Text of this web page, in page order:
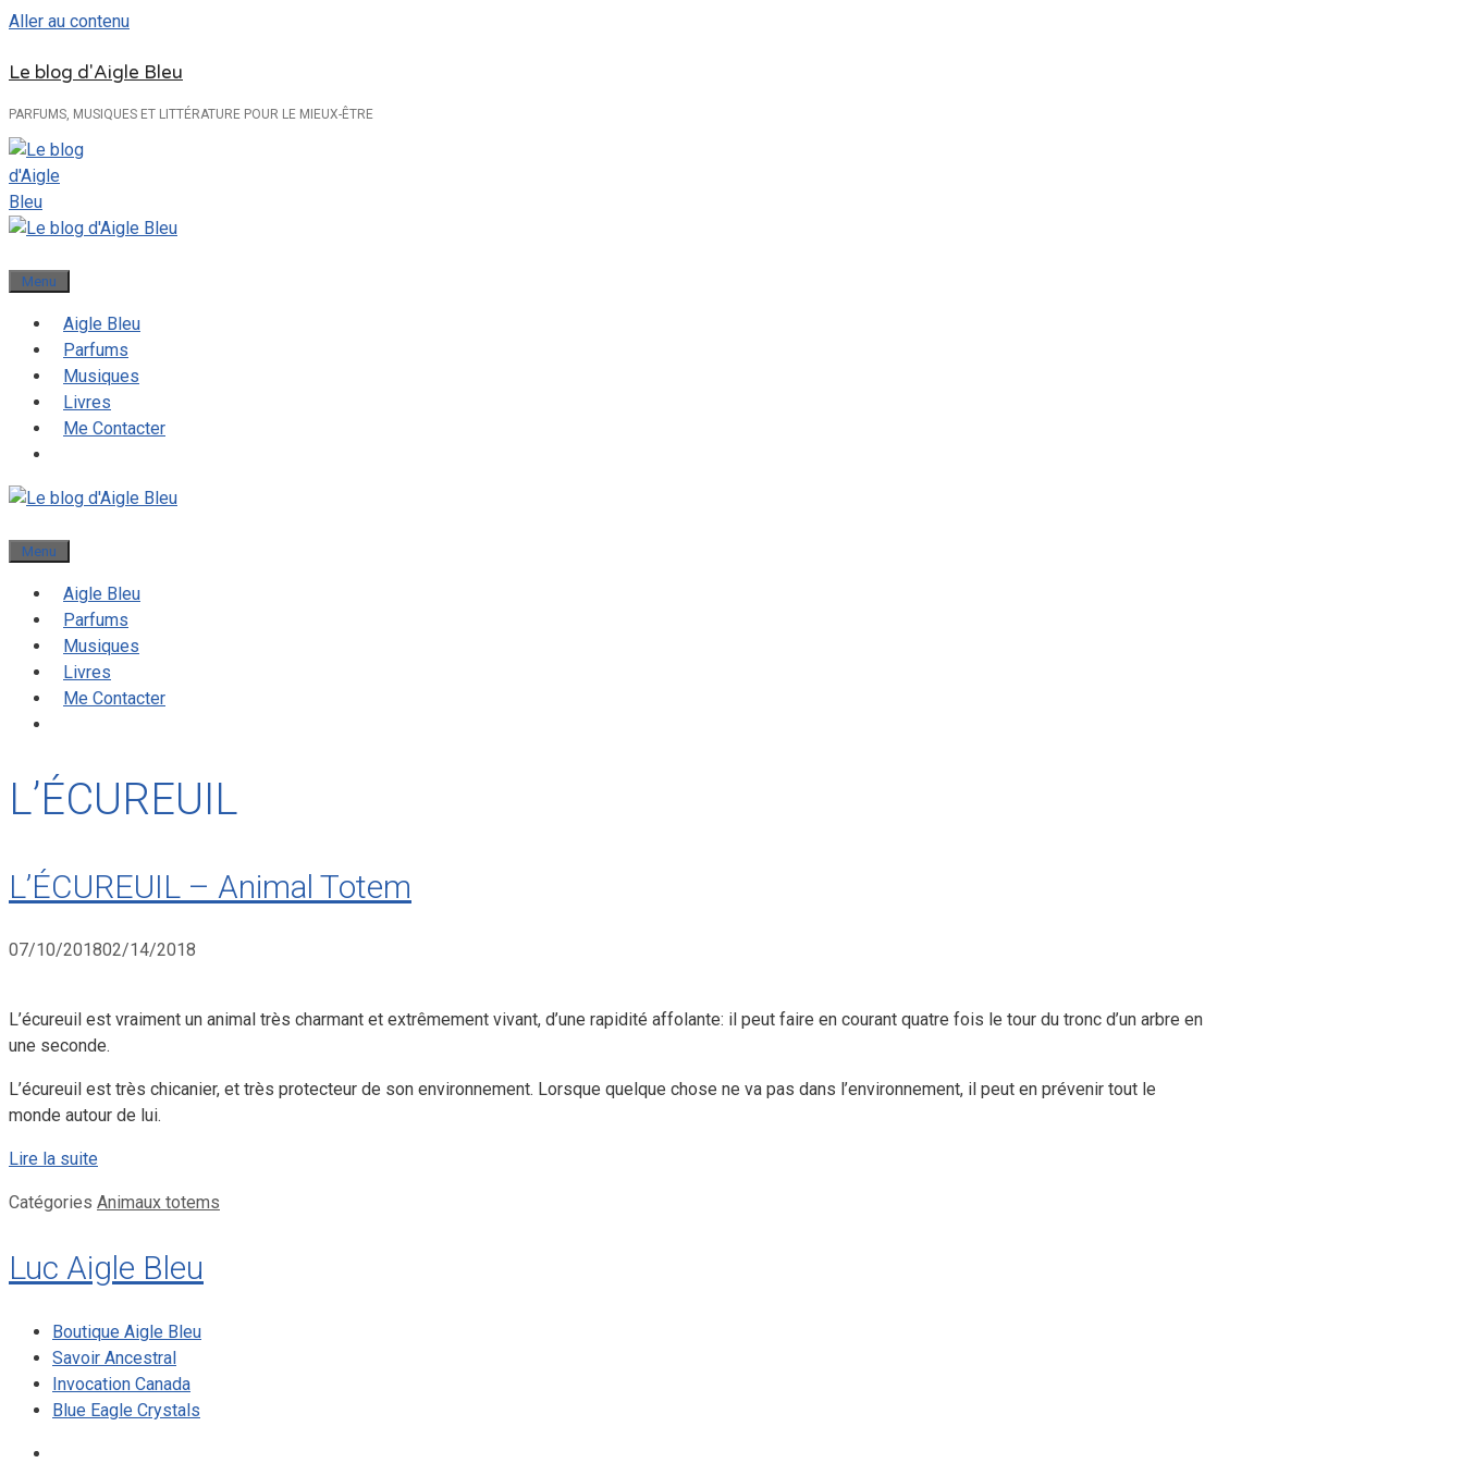
Aller au contenu
Le blog d'Aigle Bleu
PARFUMS, MUSIQUES ET LITTÉRATURE POUR LE MIEUX-ÊTRE
Menu
Aigle Bleu
Parfums
Musiques
Livres
Me Contacter
Menu
Aigle Bleu
Parfums
Musiques
Livres
Me Contacter
L’ÉCUREUIL
L’ÉCUREUIL – Animal Totem
07/10/201802/14/2018
L’écureuil est vraiment un animal très charmant et extrêmement vivant, d’une rapidité affolante: il peut faire en courant quatre fois le tour du tronc d’un arbre en
une seconde.
L’écureuil est très chicanier, et très protecteur de son environnement. Lorsque quelque chose ne va pas dans l’environnement, il peut en prévenir tout le
monde autour de lui.
Lire la suite
Catégories Animaux totems
Luc Aigle Bleu
Boutique Aigle Bleu
Savoir Ancestral
Invocation Canada
Blue Eagle Crystals